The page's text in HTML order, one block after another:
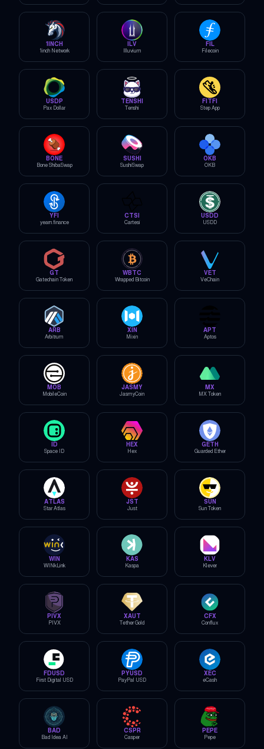
1INCH
1inch Network
ILV
Illuvium
FIL
Filecoin
USDP
Pax Dollar
TENSHI
Tenshi
FITFI
Step App
BONE
Bone ShibaSwap
SUSHI
SushiSwap
OKB
OKB
YFI
yearn.finance
CTSI
Cartesi
USDD
USDD
GT
Gatechain Token
WBTC
Wrapped Bitcoin
VET
VeChain
ARB
Arbitrum
XIN
Mixin
APT
Aptos
MOB
MobileCoin
JASMY
JasmyCoin
MX
MX Token
ID
Space ID
HEX
Hex
GETH
Guarded Ether
ATLAS
Star Atlas
JST
Just
SUN
Sun Token
WIN
WINkLink
KAS
Kaspa
KLV
Klever
PIVX
PIVX
XAUT
Tether Gold
CFX
Conflux
FDUSD
First Digital USD
PYUSD
PayPal USD
XEC
eCash
BAD
Bad Idea AI
CSPR
Casper
PEPE
Pepe